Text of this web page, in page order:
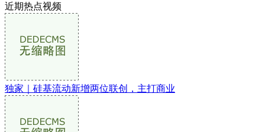
近期热点视频
独家｜硅基流动新增两位联创，主打商业